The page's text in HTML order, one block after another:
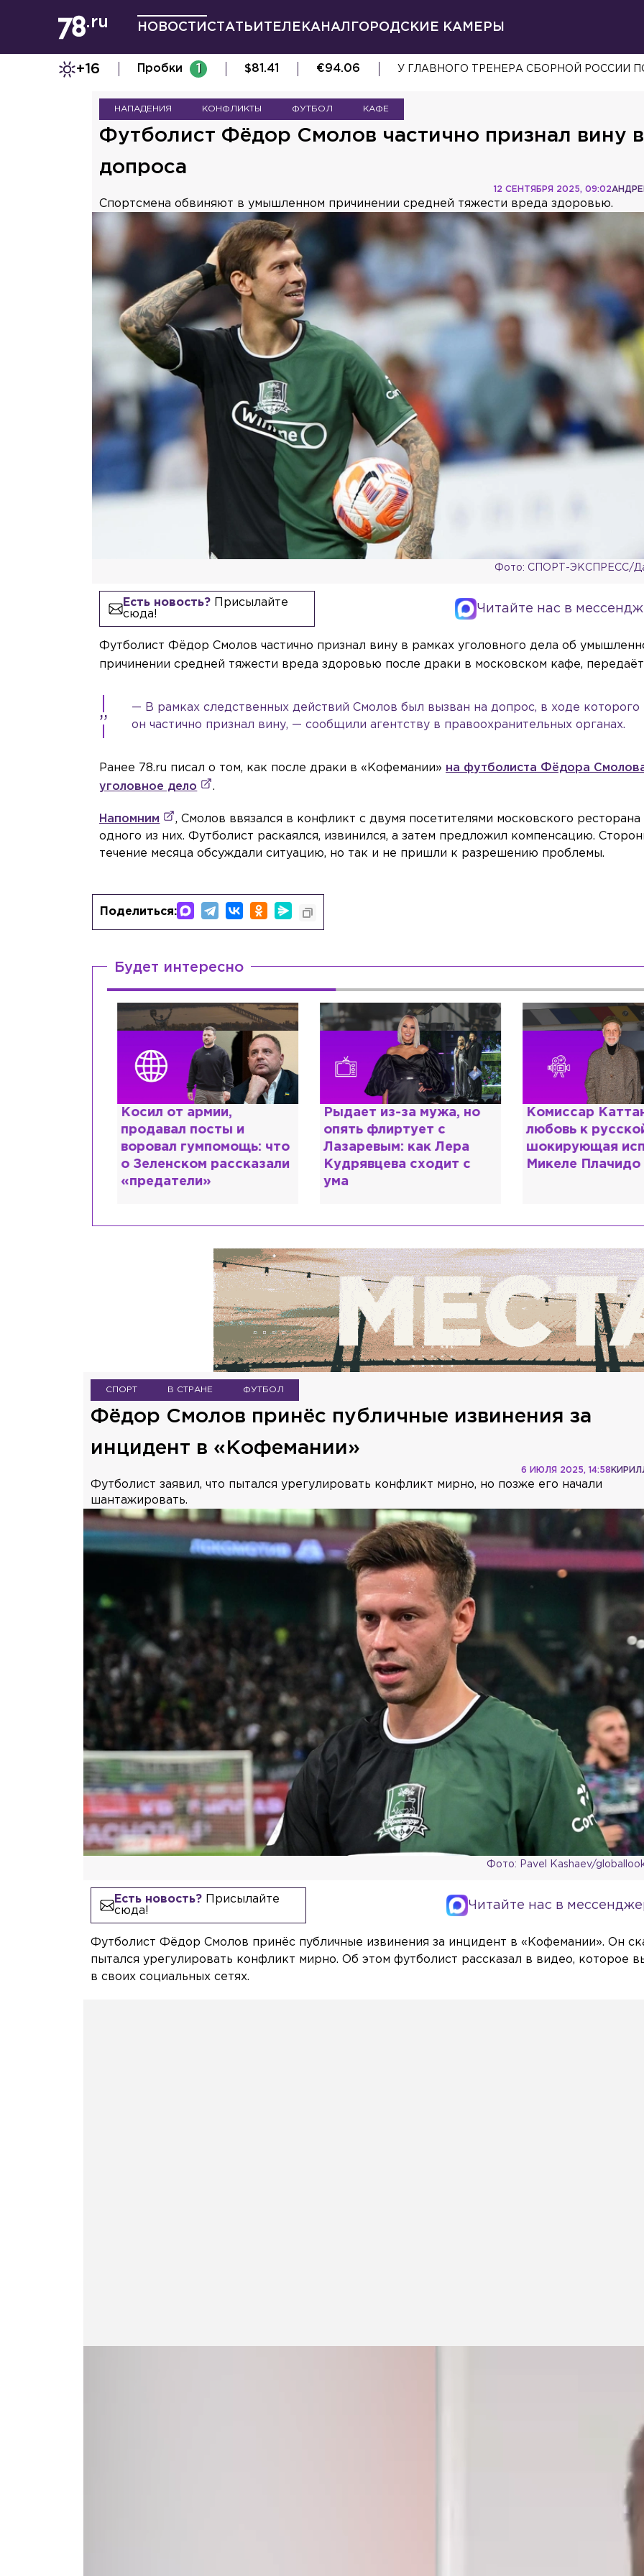
НОВОСТИ СТАТЬИ ТЕЛЕКАНАЛ ГОРОДСКИЕ КАМЕРЫ
+16 Пробки 1 $81.41 €94.06 ФУРА ВЫЛЕТЕЛА В ЛЕС ПОСЛЕ ДТП НА
НАПАДЕНИЯ КОНФЛИКТЫ ФУТБОЛ КАФЕ
Футболист Фёдор Смолов частично признал вину
допроса
12 СЕНТЯБРЯ 2025, 09:02
Спортсмена обвиняют в умышленном причинении средней тяжести вреда здоровью.
Фото: СПОРТ-ЭКСПРЕСС/
Есть новость?Присылайте
сюда!
Читайте нас в
Футболист Фёдор Смолов частично признал вину в рамках уголовного дела об
причинении средней тяжести вреда здоровью после драки в московском кафе, передаёт
— В рамках следственных действий Смолов был вызван на допрос, в ходе которого
он частично признал вину, — сообщили агентству в правоохранительных органах.
Ранее 78.ru писал о том, как после драки в «Кофемании» на футболиста Фёдора
уголовное дело
.
Напомним
, Смолов ввязался в конфликт с двумя посетителями московского ресторана
одного из них. Футболист раскаялся, извинился, а затем предложил компенсацию.
течение месяца обсуждали ситуацию, но так и не пришли к разрешению проблемы.
Поделиться:
Будет интересно
Косил от армии,
продавал посты и
воровал гумпомощь: что
о Зеленском рассказали
«предатели»
Рыдает из-за мужа, но
опять флиртует с
Лазаревым: как Лера
Кудрявцева сходит с
ума
Комиссар
любовь к
шокирующая
Микеле Плачидо
СПОРТ В СТРАНЕ ФУТБОЛ
Фёдор Смолов принёс публичные извинения за
инцидент в «Кофемании»
6 ИЮЛЯ 2025, 14:58
Футболист заявил, что пытался урегулировать конфликт мирно, но позже его начали
шантажировать.
Фото: Pavel Kashaev/
Есть новость?Присылайте
сюда!
Читайте нас в
Футболист Фёдор Смолов принёс публичные извинения за инцидент в «Кофемании». Он
пытался урегулировать конфликт мирно. Об этом футболист рассказал в видео, которое
в своих социальных сетях.